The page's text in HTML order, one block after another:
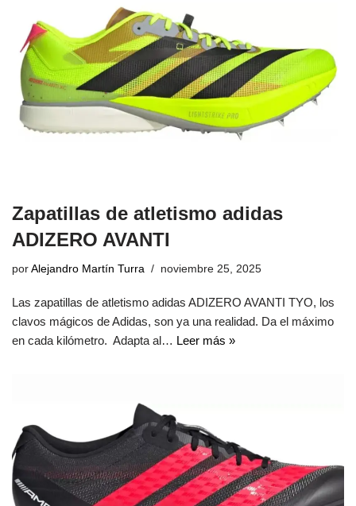
Zapatillas de atletismo adidas
ADIZERO AVANTI
por Alejandro Martín Turra noviembre 25, 2025
Las zapatillas de atletismo adidas ADIZERO AVANTI TYO, los
clavos mágicos de Adidas, son ya una realidad. Da el máximo
en cada kilómetro. Adapta al… Leer más »